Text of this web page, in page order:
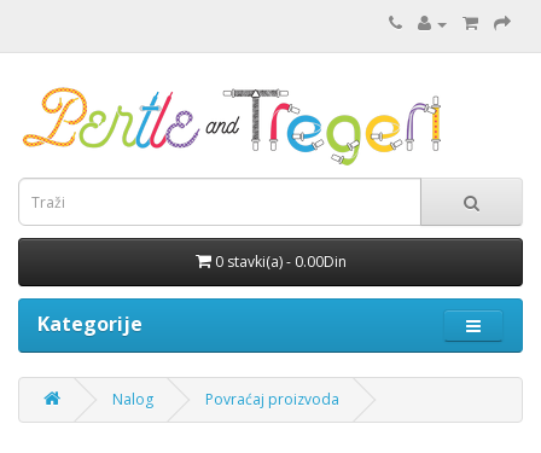
0 stavki(a) - 0.00Din
Kategorije
Nalog Povraćaj proizvoda